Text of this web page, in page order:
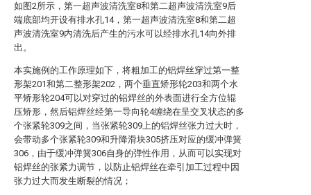
如图2所示，第一超声波清洗室8和第二超声波清洗室9后
端底部均开设有排水孔14，第一超声波清洗室8和第二超
声波清洗室9内清洗后产生的污水可以经排水孔14向外排
出。
本实施例的工作原理如下，将粗加工的铝焊丝穿过第一整
形架201和第二整形架202，两个垂直矫形轮203和两个水
平矫形轮204可以对穿过的铝焊丝的外表面进行全方位辊
压矫形，然后铝焊丝经第一导向轮4缠绕在呈交叉状态的多
个张紧轮309之间，当张紧轮309上的铝焊丝张力过大时，
会带动多个张紧轮309和升降滑块305挤压对应的缓冲弹簧
306，由于缓冲弹簧306自身的弹性作用，从而可以实现对
铝焊丝的张紧力调节，以防止铝焊丝在牵引加工过程中因
张力过大而发生断裂的情况；